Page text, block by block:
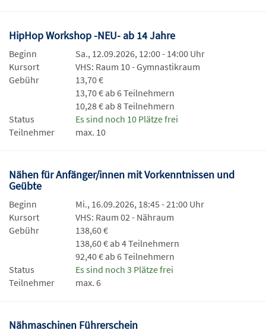
HipHop Workshop -NEU- ab 14 Jahre
Beginn
Sa., 12.09.2026, 12:00 - 14:00 Uhr
Kursort
VHS: Raum 10 - Gymnastikraum
Gebühr
13,70 €
13,70 € ab 6 Teilnehmern
10,28 € ab 8 Teilnehmern
Status
Es sind noch 10 Plätze frei
Teilnehmer
max. 10
Nähen für Anfänger/innen mit Vorkenntnissen und
Geübte
Beginn
Mi., 16.09.2026, 18:45 - 21:00 Uhr
Kursort
VHS: Raum 02 - Nähraum
Gebühr
138,60 €
138,60 € ab 4 Teilnehmern
92,40 € ab 6 Teilnehmern
Status
Es sind noch 3 Plätze frei
Teilnehmer
max. 6
Nähmaschinen Führerschein